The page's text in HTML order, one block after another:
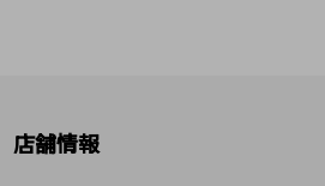
店舗情報